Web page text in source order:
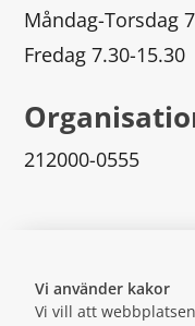
Vi använder kakor
Vi vill att
Måndag-Torsdag
Fredag 7.30-15.30
212000-0555